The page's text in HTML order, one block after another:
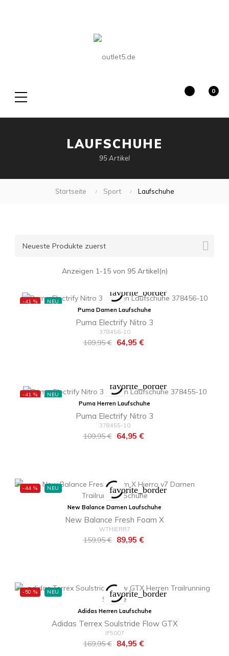
0
LAUFSCHUHE
95 Artikel
Startseite Sport Laufschuhe
Neueste Produkte zuerst 
Anzeigen 1-15 von 95 Artikel(n)
-41 % NEU
favorite_border
Puma Damen Laufschuhe
Puma Electrify Nitro 3
378456-10
Regulärer
109,95 € Preis
64,95 €
-41 % NEU
favorite_border
Puma Herren Laufschuhe
Puma Electrify Nitro 3
378455-10
Regulärer
109,95 € Preis
64,95 €
-44 % NEU favorite_border
New Balance Damen Laufschuhe
New Balance Fresh Foam X
WTHIERR7
Regulärer
159,95 € Preis
89,95 €
-50 % NEU favorite_border
Adidas Herren Laufschuhe
Adidas Terrex Soulstride Flow GTX
IF5007
Regulärer
169,95 € Preis
84,95 €